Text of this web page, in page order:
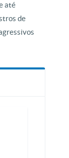
até
de